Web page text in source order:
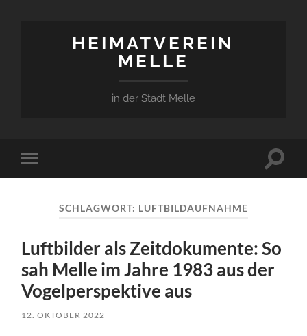
HEIMATVEREIN
MELLE
in der Stadt Melle
Mobile-
Menü
SCHLAGWORT: LUFTBILDAUFNAHME
Luftbilder als Zeitdokumente: So
sah Melle im Jahre 1983 aus der
Vogelperspektive aus
12. OKTOBER 2022